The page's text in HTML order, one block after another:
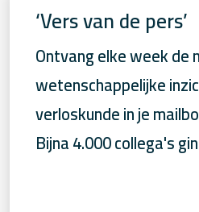
‘Vers van de pers’
Ontvang elke week de
wetenschappelijke
verloskunde in je
Bijna 4.000 collega's